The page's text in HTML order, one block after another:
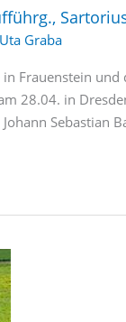
Uta Graba
Frauenstein
28.04. in
Sebastian